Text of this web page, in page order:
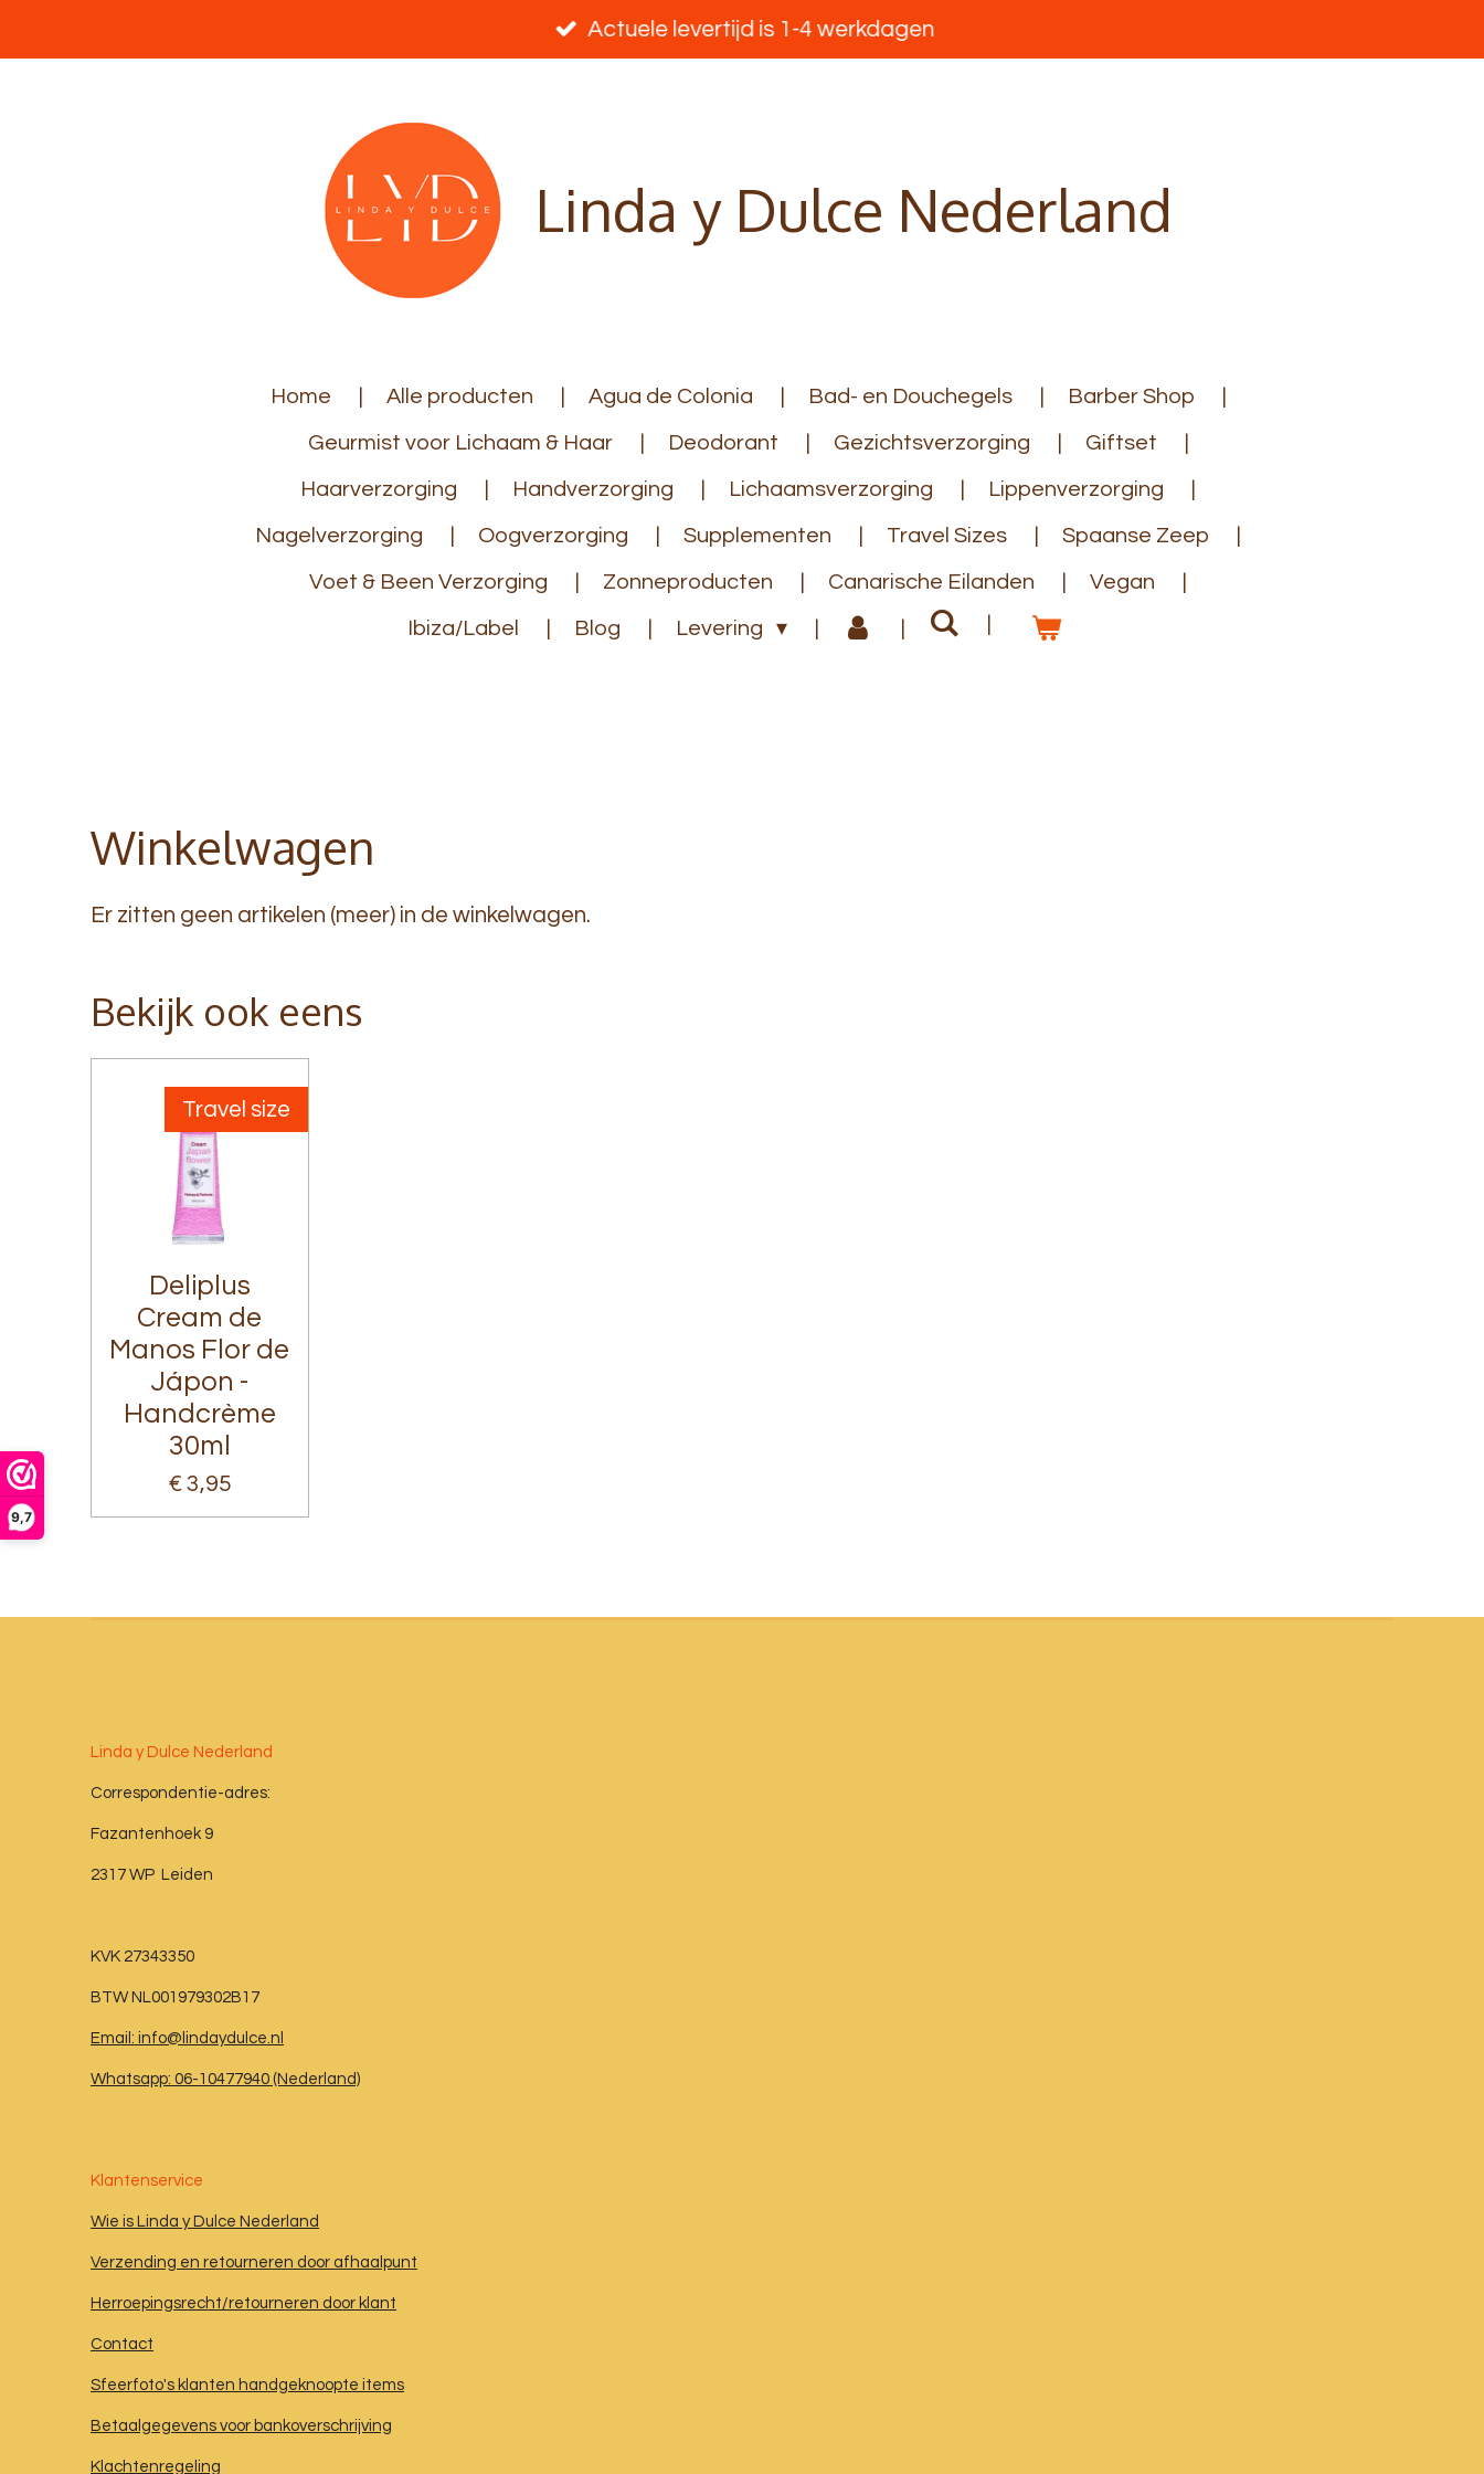
9,7
direct
Actuele levertijd is 1-4 werkdagen
Linda y Dulce Nederland
Home Alle producten Agua de Colonia Bad- en Douchegels Barber Shop
Geurmist voor Lichaam & Haar Deodorant Gezichtsverzorging Giftset
Haarverzorging Handverzorging Lichaamsverzorging Lippenverzorging
Nagelverzorging Oogverzorging Supplementen Travel Sizes Spaanse Zeep
Voet & Been Verzorging Zonneproducten Canarische Eilanden Vegan
Ibiza/Label Blog Levering
Winkelwagen
Er zitten geen artikelen (meer) in de winkelwagen.
Bekijk ook eens
Travel size
Deliplus
Cream de
Manos Flor de
Jápon -
Handcrème
30ml
€ 3,95
Linda y Dulce Nederland
Correspondentie-adres:
Fazantenhoek 9
2317 WP Leiden
KVK 27343350
BTW NL001979302B17
Email: info@lindaydulce.nl
Whatsapp: 06-10477940 (Nederland)
Klantenservice
Wie is Linda y Dulce Nederland
Verzending en retourneren door afhaalpunt
Herroepingsrecht/retourneren door klant
Contact
Sfeerfoto's klanten handgeknoopte items
Betaalgegevens voor bankoverschrijving
Klachtenregeling